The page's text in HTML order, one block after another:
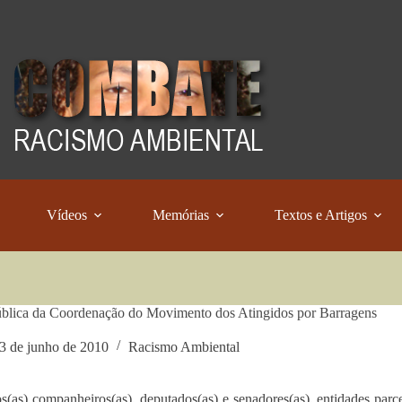
Vídeos Memórias Textos e Artigos
da Coordenação do Movimento dos Atingidos por Barragens
de junho de 2010 Racismo Ambiental
companheiros(as), deputados(as) e senadores(as), entidades